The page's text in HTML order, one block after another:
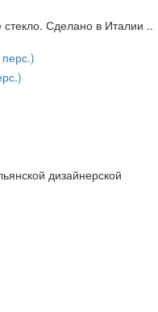
Сделано в Италии ..
дизайнерской